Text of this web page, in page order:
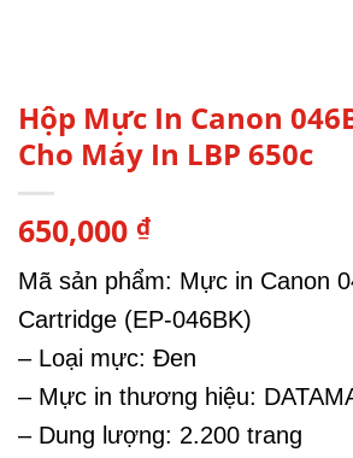
Hộp Mực In Canon
Cho Máy In LBP 650c
650,000 ₫
Mã sản phẩm: Mực in Canon
Cartridge (EP-046BK)
– Loại mực: Đen
– Mực in thương hiệu:
– Dung lượng: 2.200 trang